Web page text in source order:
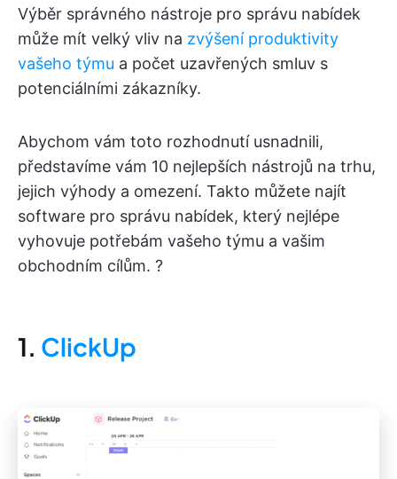
Výběr správného nástroje pro správu nabídek
může mít velký vliv na zvýšení produktivity
vašeho týmu a počet uzavřených smluv s
potenciálními zákazníky.
Abychom vám toto rozhodnutí usnadnili,
představíme vám 10 nejlepších nástrojů na trhu,
jejich výhody a omezení. Takto můžete najít
software pro správu nabídek, který nejlépe
vyhovuje potřebám vašeho týmu a vašim
obchodním cílům. ?
1. ClickUp